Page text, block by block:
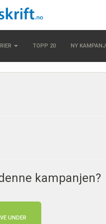
TOPP 20 NY
kampanjen?
UNDER